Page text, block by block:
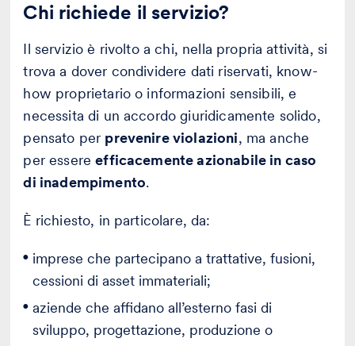
Chi richiede il servizio?
Il servizio è rivolto a chi, nella propria attività, si
trova a dover condividere dati riservati, know-
how proprietario o informazioni sensibili, e
necessita di un accordo giuridicamente solido,
pensato per prevenire violazioni, ma anche
per essereefficacemente azionabile in caso
di inadempimento.
È richiesto, in particolare, da:
imprese che partecipano a trattative, fusioni,
cessioni di asset immateriali;
aziende che affidano all’esterno fasi di
sviluppo, progettazione, produzione o